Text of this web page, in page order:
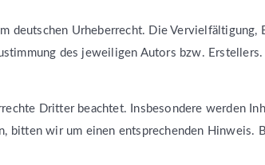
Urheberrecht. Die Vervielfältigung,
des jeweiligen Autors bzw.
Dritter beachtet. Insbesondere werden
bitten wir um einen entsprechenden Hinweis.